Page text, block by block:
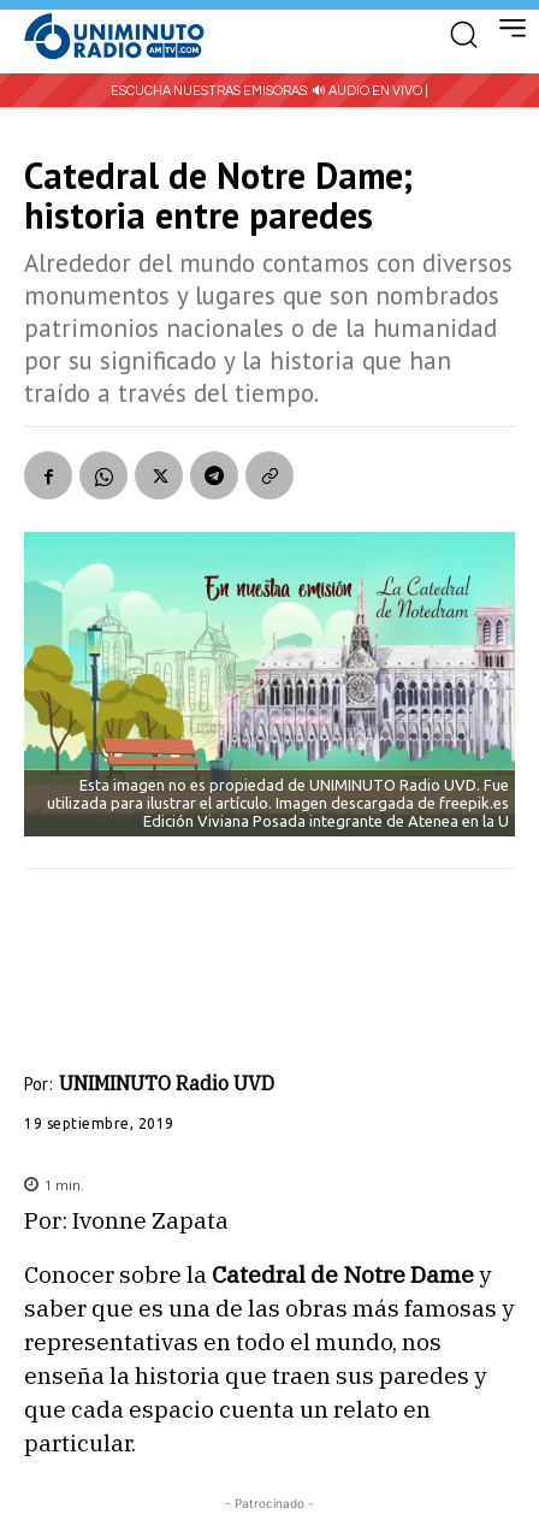
ESCUCHA NUESTRAS EMISORAS: 🔊 AUDIO EN VIVO |
Catedral de Notre Dame;
historia entre paredes
Alrededor del mundo contamos con diversos
monumentos y lugares que son nombrados
patrimonios nacionales o de la humanidad
por su significado y la historia que han
traído a través del tiempo.
Esta imagen no es propiedad de UNIMINUTO Radio UVD. Fue
utilizada para ilustrar el artículo. Imagen descargada de freepik.es
Edición Viviana Posada integrante de Atenea en la U
Por: UNIMINUTO Radio UVD
19 septiembre, 2019
1 min.
Por: Ivonne Zapata
Conocer sobre la Catedral de Notre Damey
saber que es una de las obras más famosas y
representativas en todo el mundo, nos
enseña la historia que traen sus paredes y
que cada espacio cuenta un relato en
particular.
- Patrocinado -